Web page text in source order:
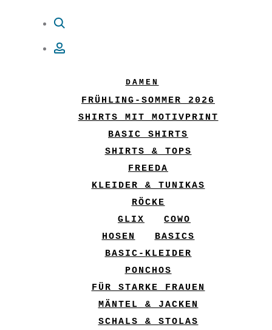
DAMEN
FRÜHLING-SOMMER 2026
SHIRTS MIT MOTIVPRINT
BASIC SHIRTS
SHIRTS & TOPS
FREEDA
KLEIDER & TUNIKAS
RÖCKE
GLIX
COWO
HOSEN
BASICS
BASIC-KLEIDER
PONCHOS
FÜR STARKE FRAUEN
MÄNTEL & JACKEN
SCHALS & STOLAS